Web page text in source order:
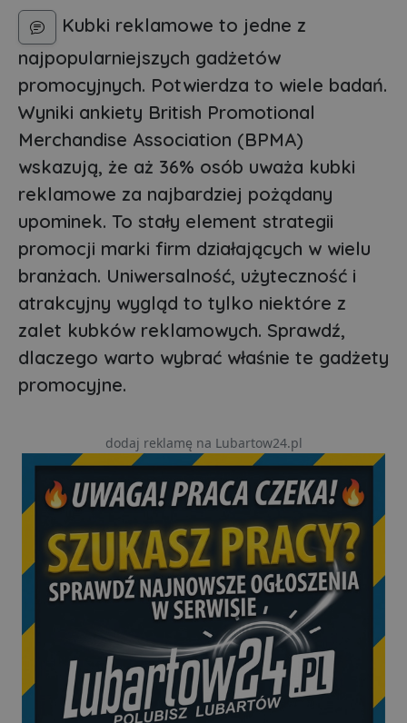
Kubki reklamowe to jedne z
najpopularniejszych gadżetów
promocyjnych. Potwierdza to wiele badań.
Wyniki ankiety British Promotional
Merchandise Association (BPMA)
wskazują, że aż 36% osób uważa kubki
reklamowe za najbardziej pożądany
upominek. To stały element strategii
promocji marki firm działających w wielu
branżach. Uniwersalność, użyteczność i
atrakcyjny wygląd to tylko niektóre z
zalet kubków reklamowych. Sprawdź,
dlaczego warto wybrać właśnie te gadżety
promocyjne.
dodaj reklamę na Lubartow24.pl